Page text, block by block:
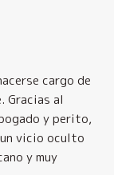
cargo de
Gracias al
y perito,
vicio oculto
y muy